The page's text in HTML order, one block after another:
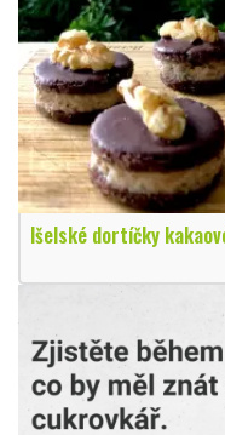
Išelské dortíčky